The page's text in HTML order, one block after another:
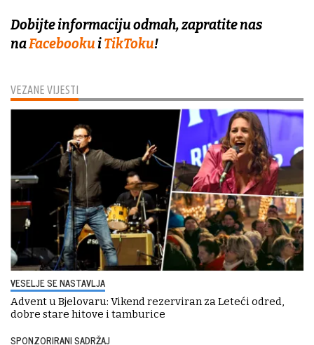
VEZANE VIJESTI
VESELJE SE NASTAVLJA
Advent u Bjelovaru: Vikend rezerviran za Leteći odred,
dobre stare hitove i tamburice
SPONZORIRANI SADRŽAJ
Dobijte informaciju odmah, zapratite nas
naFacebookuiTikToku!